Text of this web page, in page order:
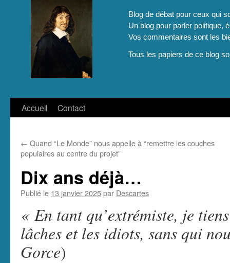
Blog de débat pour ceux qui
Un blog pour parler politique,
Vos commentaires sont les
Tous les papiers de ce blog
Aller
contenu
Accueil Contact
← Quand “Le Monde” nous appelle à “remettre les couches
populaires au centre du projet”
Dix ans déjà…
Publié le 13 janvier 2025par Descartes
« En tant qu’extrémiste, je
lâches et les idiots, sans qui
Gorce)